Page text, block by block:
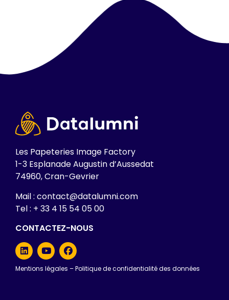
Les Papeteries Image Factory
1-3 Esplanade Augustin d’Aussedat
74960, Cran-Gevrier
Mail : contact@datalumni.com
Tel : + 33 4 15 54 05 00
CONTACTEZ-NOUS
Mentions légales –Politique de confidentialité des données